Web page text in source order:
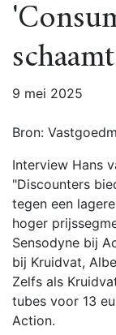
9 mei 2025
Bron:
Interview Hans
"Discounters
tegen een
hoger
Sensodyne bij
bij Kruidvat,
Zelfs als
tubes voor 13
Action.